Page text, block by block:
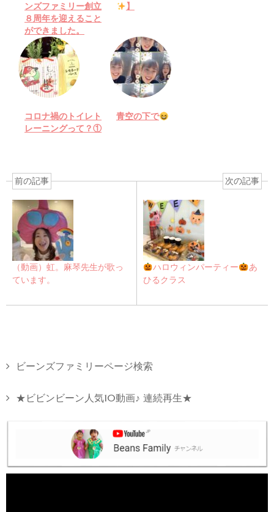
ンズファミリー創立
８周年を迎えること
ができました。
】
コロナ禍のトイレト
レーニングって？①
青空の下で
前の記事
（動画）虹。麻琴先生が歌っ
ています。
次の記事
ハロウィンパーティー
あ
ひるクラス
ビーンズファミリーページ検索
★ビビンビーン人気10動画♪ 連続再生★